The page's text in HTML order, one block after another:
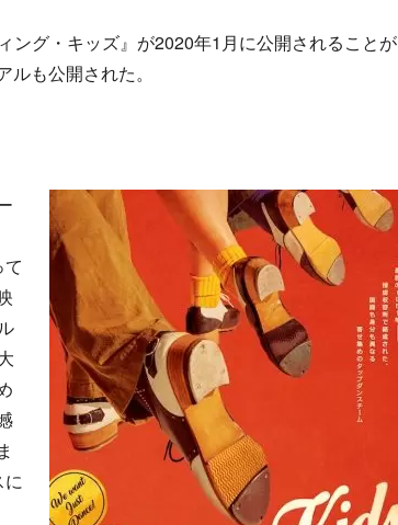
ング・キッズ』が2020年1月に公開されることが
も公開された。
に